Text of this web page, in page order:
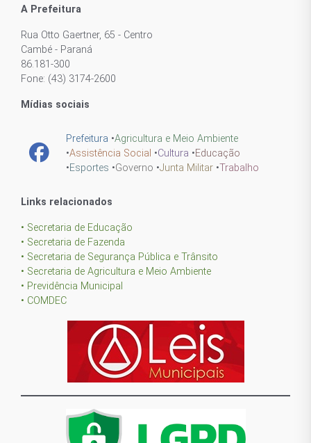
A Prefeitura
Rua Otto Gaertner, 65 - Centro
Cambé - Paraná
86.181-300
Fone: (43) 3174-2600
Mídias sociais
Prefeitura •Agricultura e Meio Ambiente
•Assistência Social •Cultura •Educação
•Esportes •Governo •Junta Militar •Trabalho
Links relacionados
• Secretaria de Educação
• Secretaria de Fazenda
• Secretaria de Segurança Pública e Trânsito
• Secretaria de Agricultura e Meio Ambiente
• Previdência Municipal
• COMDEC